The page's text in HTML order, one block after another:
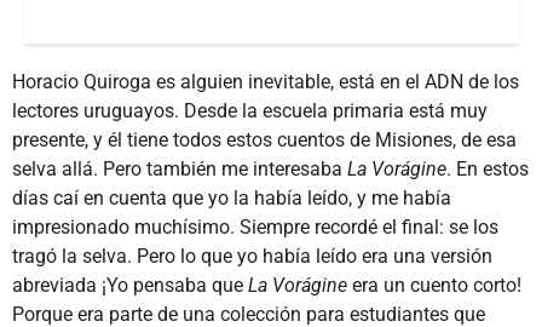
Horacio Quiroga es alguien inevitable, está en el ADN de los
lectores uruguayos. Desde la escuela primaria está muy
presente, y él tiene todos estos cuentos de Misiones, de esa
selva allá. Pero también me interesaba La Vorágine. En estos
días caí en cuenta que yo la había leído, y me había
impresionado muchísimo. Siempre recordé el final: se los
tragó la selva. Pero lo que yo había leído era una versión
abreviada ¡Yo pensaba que La Vorágine era un cuento corto!
Porque era parte de una colección para estudiantes que